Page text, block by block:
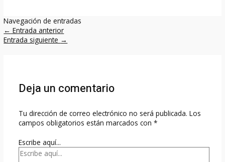
Navegación de entradas
← Entrada anterior
Entrada siguiente →
Deja un comentario
Tu dirección de correo electrónico no será publicada. Los
campos obligatorios están marcados con *
Escribe aquí...